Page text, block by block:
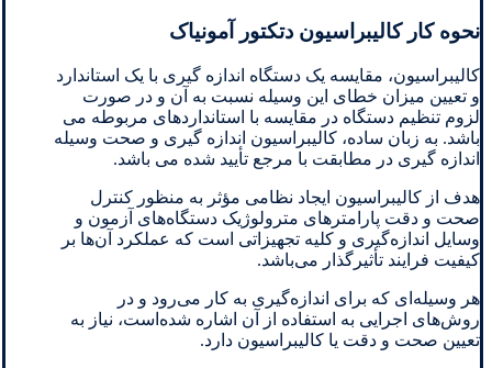
نحوه کار کالیبراسیون دتکتور آمونیاک
کالیبراسیون، مقایسه یک دستگاه اندازه گیری با یک استاندارد
و تعیین میزان خطای این وسیله نسبت به آن و در صورت
لزوم تنظیم دستگاه در مقایسه با استانداردهای مربوطه می
باشد. به زبان ساده، کالیبراسیون اندازه گیری و صحت وسیله
اندازه گیری در مطابقت با مرجع تأیید شده می باشد.
هدف از کالیبراسیون ایجاد نظامی مؤثر به منظور کنترل
صحت و دقت پارامترهای مترولوژیک دستگاه‌های آزمون و
وسایل اندازه‌گیری و کلیه تجهیزاتی است که عملکرد آن‌ها بر
کیفیت فرایند تأثیرگذار می‌باشد.
هر وسیله‌ای که برای اندازه‌گیری به کار می‌رود و در
روش‌های اجرایی به استفاده از آن اشاره شده‌است، نیاز به
تعیین صحت و دقت یا کالیبراسیون دارد.